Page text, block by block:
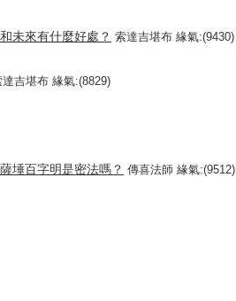
未來有什麼好處？ 索達吉堪布 緣氣:(9430)
達吉堪布 緣氣:(8829)
埵百字明是密法嗎？ 傳喜法師 緣氣:(9512)